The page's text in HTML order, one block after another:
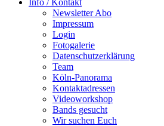
Info / Kontakt
Newsletter Abo
Impressum
Login
Fotogalerie
Datenschutzerklärung
Team
Köln-Panorama
Kontaktadressen
Videoworkshop
Bands gesucht
Wir suchen Euch